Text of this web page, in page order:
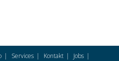
Services Kontakt
Jobs